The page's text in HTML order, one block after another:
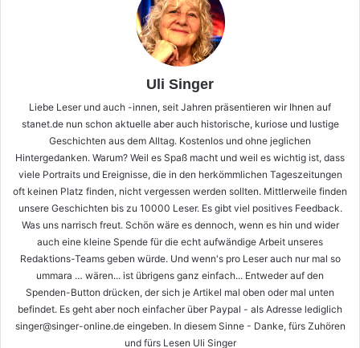
Uli Singer
Liebe Leser und auch -innen, seit Jahren präsentieren wir Ihnen auf
stanet.de nun schon aktuelle aber auch historische, kuriose und lustige
Geschichten aus dem Alltag. Kostenlos und ohne jeglichen
Hintergedanken. Warum? Weil es Spaß macht und weil es wichtig ist, dass
viele Portraits und Ereignisse, die in den herkömmlichen Tageszeitungen
oft keinen Platz finden, nicht vergessen werden sollten. Mittlerweile finden
unsere Geschichten bis zu 10000 Leser. Es gibt viel positives Feedback.
Was uns narrisch freut. Schön wäre es dennoch, wenn es hin und wider
auch eine kleine Spende für die echt aufwändige Arbeit unseres
Redaktions-Teams geben würde. Und wenn's pro Leser auch nur mal so
ummara … wären... ist übrigens ganz einfach... Entweder auf den
Spenden-Button drücken, der sich je Artikel mal oben oder mal unten
befindet. Es geht aber noch einfacher über Paypal - als Adresse lediglich
singer@singer-online.de eingeben. In diesem Sinne - Danke, fürs Zuhören
und fürs Lesen Uli Singer